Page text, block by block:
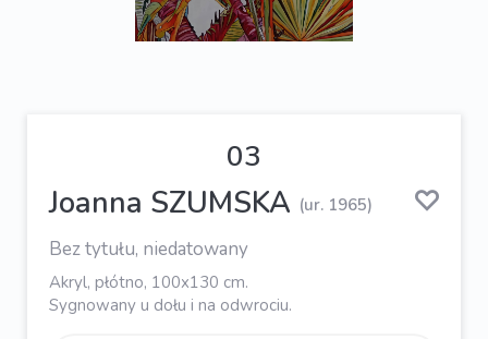
03
Joanna SZUMSKA (ur. 1965)
Bez tytułu, niedatowany
Akryl, płótno, 100x130 cm.
Sygnowany u dołu i na odwrociu.